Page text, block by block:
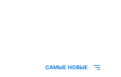
САМЫЕ НОВЫЕ